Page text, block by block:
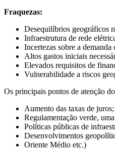
Fraquezas:
Desequilíbrios geográficos
Infraestrutura de rede
Incertezas sobre a
Altos gastos iniciais
Elevados requisitos de
Vulnerabilidade a riscos
Os principais pontos de atenção
Aumento das taxas de juros;
Regulamentação verde,
Políticas públicas de
Desenvolvimentos
Oriente Médio etc.)